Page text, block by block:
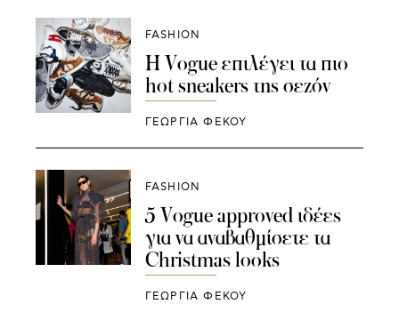
FASHION
H Vogue επιλέγει τα πιο
hot sneakers της σεζόν
ΓΕΩΡΓΙΑ ΦΕΚΟΥ
FASHION
5 Vogue approved ιδέες
για να αναβαθμίσετε τα
Christmas looks
ΓΕΩΡΓΙΑ ΦΕΚΟΥ